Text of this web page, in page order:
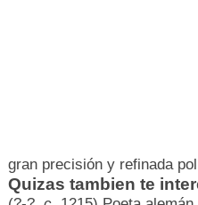
gran precisión y refinada
Quizas tambien te